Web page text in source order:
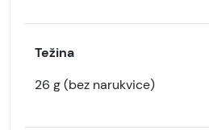
Težina
26 g (bez narukvice)